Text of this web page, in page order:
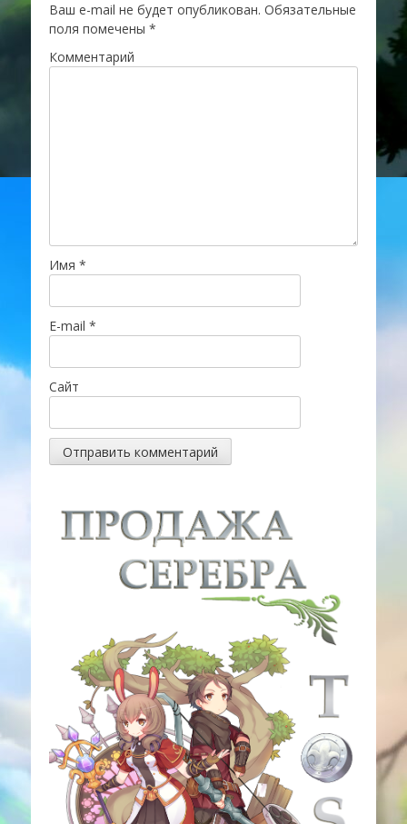
Ваш e-mail не будет опубликован. Обязательные
поля помечены *
Комментарий
Имя *
E-mail *
Сайт